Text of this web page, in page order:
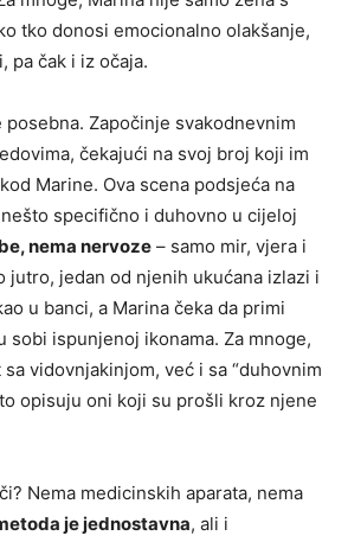
tko donosi emocionalno olakšanje,
pa čak i iz očaja.
Započinje svakodnevnim
čekajući na svoj broj koji im
Marine. Ova scena podsjeća na
specifično i duhovno u cijeloj
nema nervoze – samo mir, vjera i
jutro, jedan od njenih ukućana izlazi i
u banci, a Marina čeka da primi
sobi ispunjenoj ikonama. Za mnoge,
vidovnjakinjom, već i sa “duhovnim
opisuju oni koji su prošli kroz njene
Nema medicinskih aparata, nema
je jednostavna, ali i